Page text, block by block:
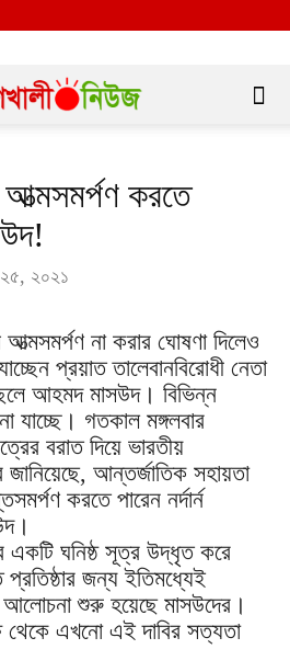
আত্মসমর্পণ করতে
২০২১
না করার ঘোষণা দিলেও
প্রয়াত তালেবানবিরোধী নেতা
আহমদ মাসউদ। বিভিন্ন
যাচ্ছে। গতকাল মঙ্গলবার
বরাত দিয়ে ভারতীয়
জানিয়েছে, আন্তর্জাতিক সহায়তা
করতে পারেন নর্দার্ন
একটি ঘনিষ্ঠ সূত্র উদ্ধৃত করে
প্রতিষ্ঠার জন্য ইতিমধ্যেই
আলোচনা শুরু হয়েছে মাসউদের।
থেকে এখনো এই দাবির সত্যতা